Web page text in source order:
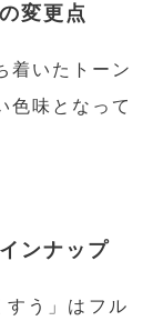
変更点
着いたトーン
色味となって
ンナップ
すう」はフル